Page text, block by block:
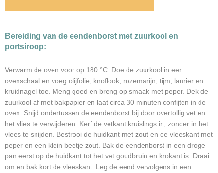
Bereiding van de eendenborst met zuurkool en
portsiroop:
Verwarm de oven voor op 180 °C. Doe de zuurkool in een
ovenschaal en voeg olijfolie, knoflook, rozemarijn, tijm, laurier en
kruidnagel toe. Meng goed en breng op smaak met peper. Dek de
zuurkool af met bakpapier en laat circa 30 minuten confijten in de
oven. Snijd ondertussen de eendenborst bij door overtollig vet en
het vlies te verwijderen. Kerf de vetkant kruislings in, zonder in het
vlees te snijden. Bestrooi de huidkant met zout en de vleeskant met
peper en een klein beetje zout. Bak de eendenborst in een droge
pan eerst op de huidkant tot het vet goudbruin en krokant is. Draai
om en bak kort de vleeskant. Leg de eend vervolgens in een